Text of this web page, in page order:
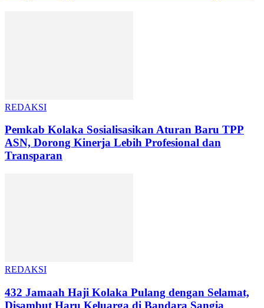
REDAKSI
Pemkab Kolaka Sosialisasikan Aturan Baru TPP
ASN, Dorong Kinerja Lebih Profesional dan
Transparan
REDAKSI
432 Jamaah Haji Kolaka Pulang dengan Selamat,
Disambut Haru Keluarga di Bandara Sangia